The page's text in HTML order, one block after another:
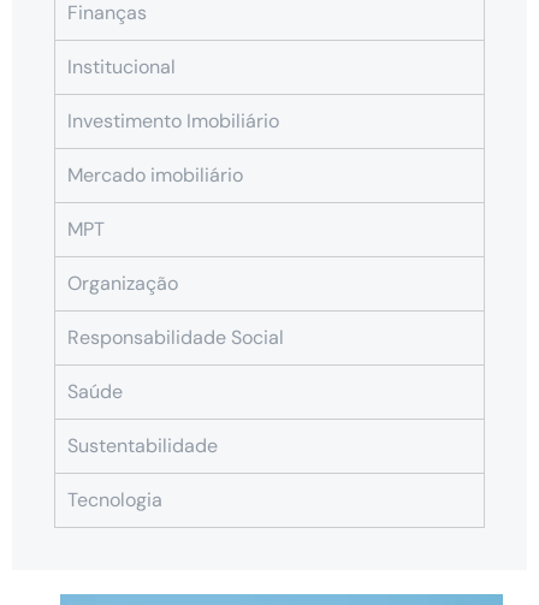
Finanças
Institucional
Investimento Imobiliário
Mercado imobiliário
MPT
Organização
Responsabilidade Social
Saúde
Sustentabilidade
Tecnologia